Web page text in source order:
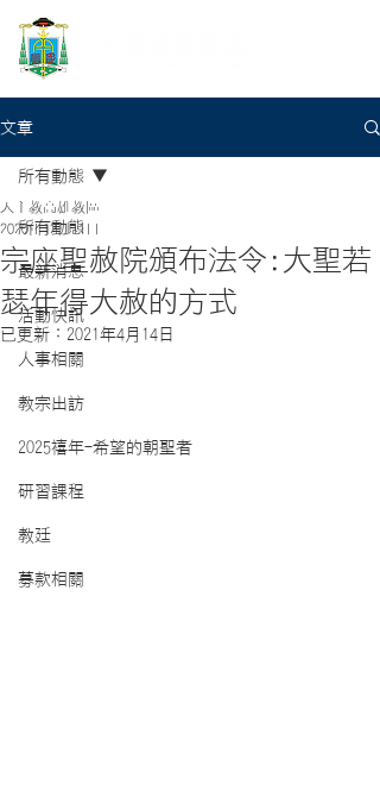
文章
所有動態
最新消息
活動快訊
人事相關
教宗出訪
2025禧年-希望的朝聖者
研習課程
教廷
募款相關
所有動態
宗座聖赦院頒布法令:大聖若
瑟年得大赦的方式
天主教高雄教區
2020年12月11日
已更新： 2021年4月14日